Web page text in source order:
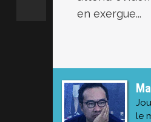
en exergue...
le